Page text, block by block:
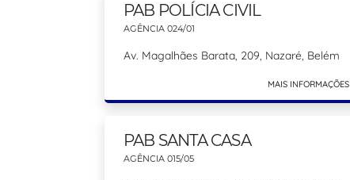
PAB POLÍCIA CIVIL
AGÊNCIA 024/01
Av. Magalhães Barata, 209, Nazaré, Belém
MAIS INFORMAÇÕES
PAB SANTA CASA
AGÊNCIA 015/05